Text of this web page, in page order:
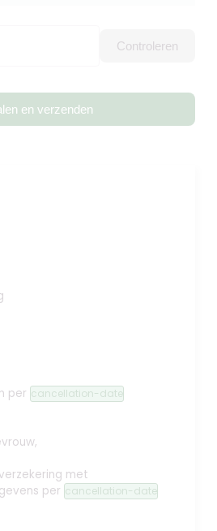
Controleren
en verzenden
per cancellation-date
met
per cancellation-date